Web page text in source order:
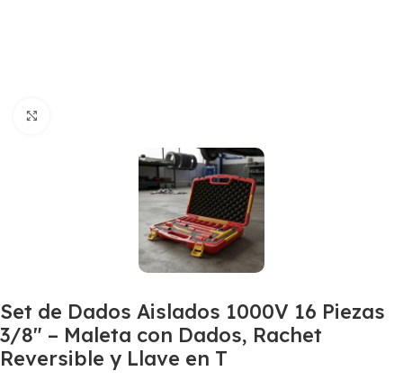
Set de Dados Aislados 1000V 16 Piezas
3/8″ – Maleta con Dados, Rachet
Reversible y Llave en T